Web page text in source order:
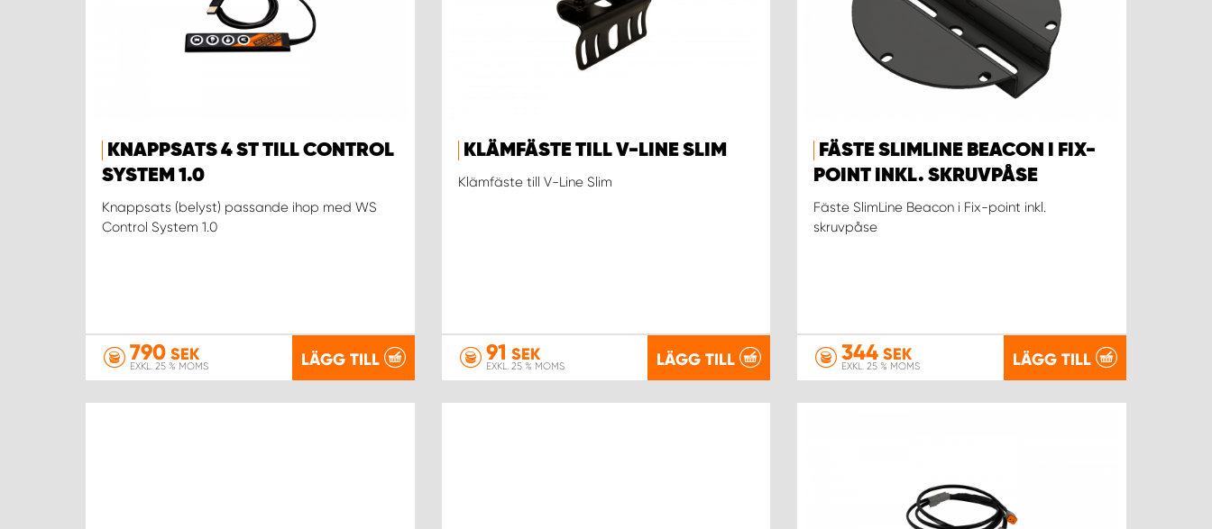
KNAPPSATS 4 ST TILL CONTROL
SYSTEM 1.0
Knappsats (belyst) passande ihop med WS
Control System 1.0
790 SEK
EXKL. 25 % MOMS LÄGG TILL
KLÄMFÄSTE TILL V-LINE SLIM
Klämfäste till V-Line Slim
91 SEK
EXKL. 25 % MOMS LÄGG TILL
FÄSTE SLIMLINE BEACON I FIX-
POINT INKL. SKRUVPÅSE
Fäste SlimLine Beacon i Fix-point inkl.
skruvpåse
344 SEK
EXKL. 25 % MOMS LÄGG TILL